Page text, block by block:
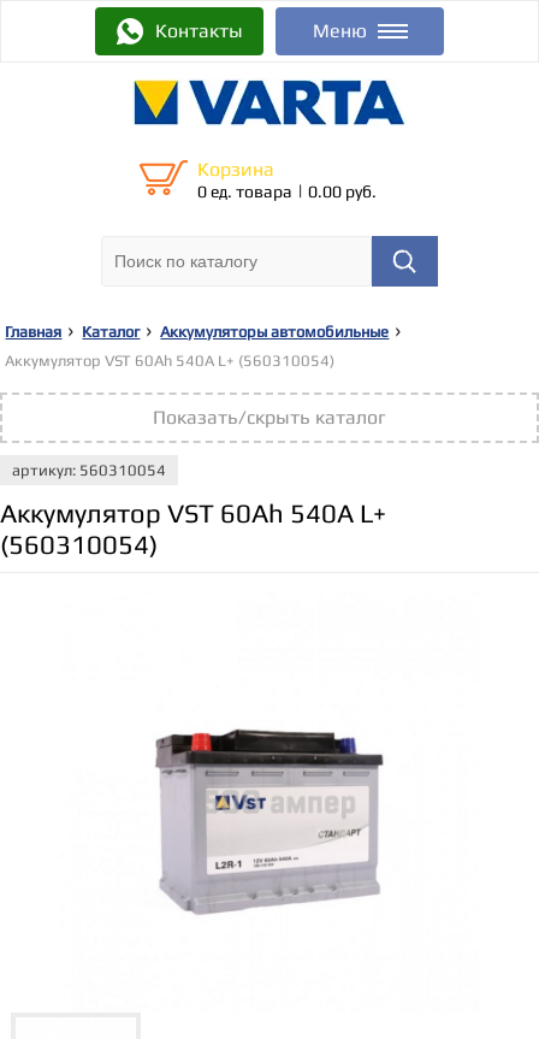
Контакты Меню
Корзина
0 ед. товара | 0.00 руб.
Главная Каталог
Аккумуляторы автомобильные
Аккумулятор VST 60Ah 540A L+ (560310054)
Показать/скрыть каталог
артикул: 560310054
Аккумулятор VST 60Ah 540A L+
(560310054)